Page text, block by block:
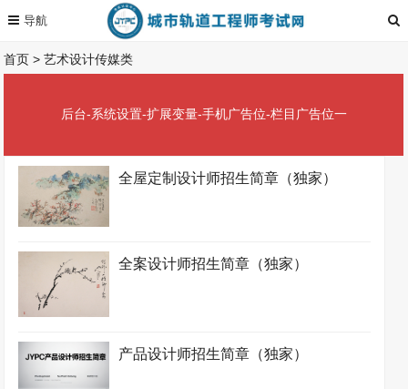
首页 >艺术设计传媒类
后台-系统设置-扩展变量-手机广告位-栏目广告位一
全屋定制设计师招生简章（独家）
全案设计师招生简章（独家）
产品设计师招生简章（独家）